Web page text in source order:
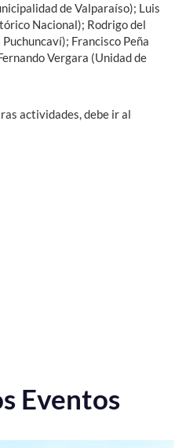
de Valparaíso); Luis
Nacional); Rodrigo del
Francisco Peña
Vergara (Unidad de
actividades, debe ir al
Eventos